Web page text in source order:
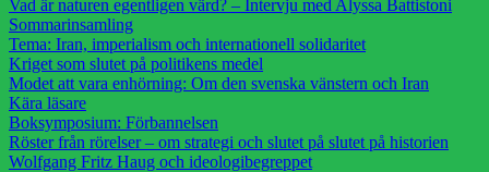
Vad är naturen egentligen värd? – Intervju med Alyssa Battistoni
Sommarinsamling
Tema: Iran, imperialism och internationell solidaritet
Kriget som slutet på politikens medel
Modet att vara enhörning: Om den svenska vänstern och Iran
Kära läsare
Boksymposium: Förbannelsen
Röster från rörelser – om strategi och slutet på slutet på historien
Wolfgang Fritz Haug och ideologibegreppet